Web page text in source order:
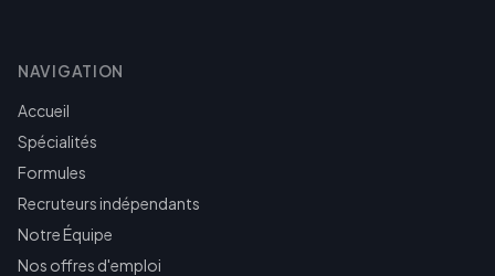
NAVIGATION
Accueil
Spécialités
Formules
Recruteurs indépendants
Notre Équipe
Nos offres d'emploi